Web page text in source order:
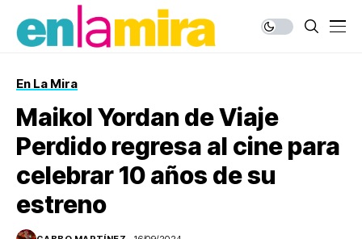
En La Mira
Maikol Yordan de Viaje
Perdido regresa al cine para
celebrar 10 años de su
estreno